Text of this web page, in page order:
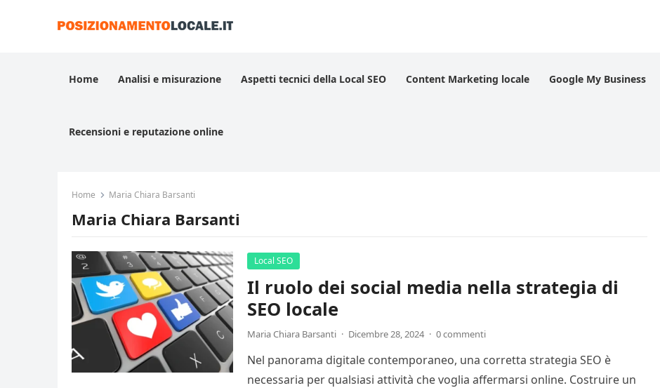
Home Analisi e misurazione Aspetti tecnici della Local SEO Content Marketing locale Google My Business
Recensioni e reputazione online
Home Maria Chiara Barsanti
Maria Chiara Barsanti
Local SEO
Il ruolo dei social media nella strategia di
SEO locale
Maria Chiara Barsanti · Dicembre 28, 2024 · 0 commenti
Nel panorama digitale contemporaneo, una corretta strategia SEO è
necessaria per qualsiasi attività che voglia affermarsi online. Costruire un